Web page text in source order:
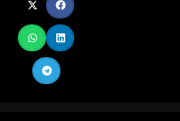
زجاج مقسى أنيق وهيكل صلب متين وعملي
إدارة كابلات محسّنة وفتحات لتثبيت الأقراص